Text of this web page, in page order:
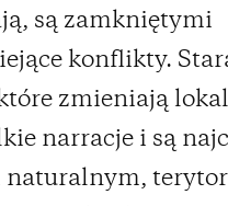
są zamkniętymi
konflikty.
zmieniają
narracje i są
naturalnym,